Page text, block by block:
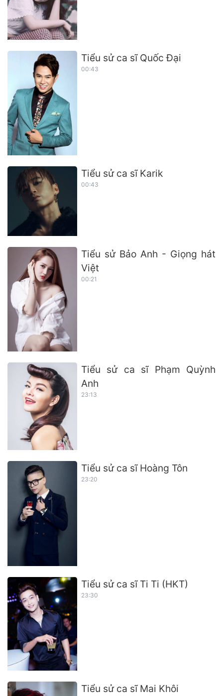
Tiểu sử ca sĩ Quốc Đại
00:43
Tiểu sử ca sĩ Karik
00:43
Tiểu sử Bảo Anh - Giọng hát
Việt
00:21
Tiểu sử ca sĩ Phạm Quỳnh
Anh
23:13
Tiểu sử ca sĩ Hoàng Tôn
23:20
Tiểu sử ca sĩ Ti Ti (HKT)
23:30
Tiểu sử ca sĩ Mai Khôi